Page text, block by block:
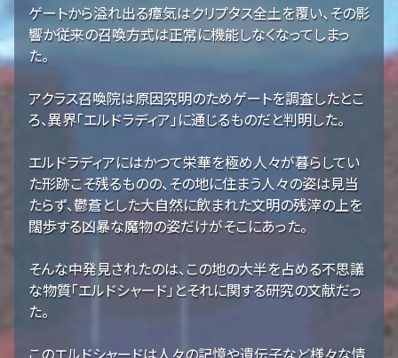
ゲートから溢れ出る瘴気はクリプタス全土を覆い、その影
響か従来の召喚方式は正常に機能しなくなってしまっ
た。
アクラス召喚院は原因究明のためゲートを調査したとこ
ろ、異界「エルドラディア」に通じるものだと判明した。
エルドラディアにはかつて栄華を極め人々が暮らしてい
た形跡こそ残るものの、その地に住まう人々の姿は見当
たらず、鬱蒼とした大自然に飲まれた文明の残滓の上を
闊歩する凶暴な魔物の姿だけがそこにあった。
そんな中発見されたのは、この地の大半を占める不思議
な物質「エルドシャード」とそれに関する研究の文献だっ
た。
このエルドシャードは人々の記憶や遺伝子など様々な情